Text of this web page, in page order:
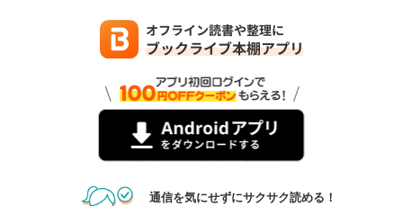
あらすじを表示する
509円 (税込)
通信を気にせずにサクサク読める！